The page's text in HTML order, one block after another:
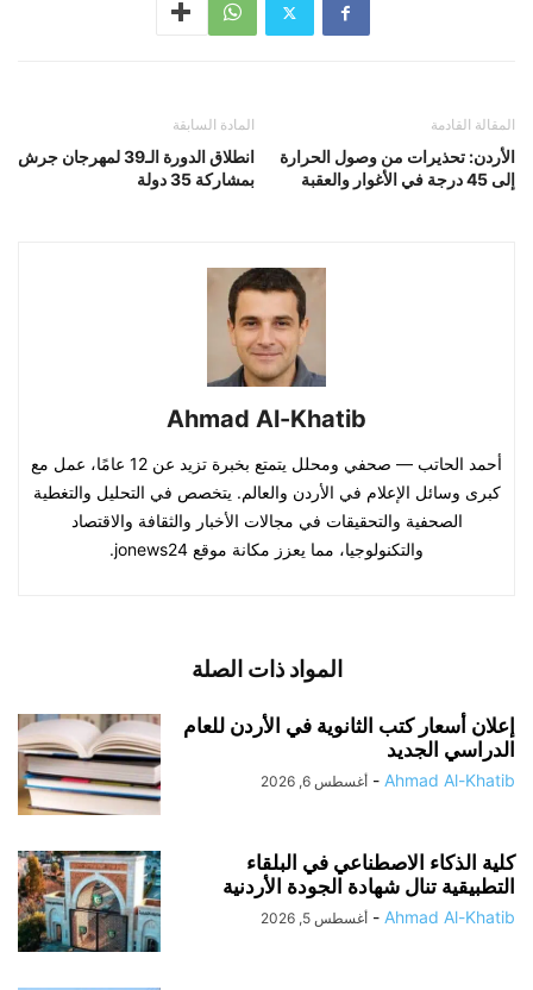
المادة السابقة
انطلاق الدورة الـ39 لمهرجان جرش
بمشاركة 35 دولة
المقالة القادمة
الأردن: تحذيرات من وصول الحرارة
إلى 45 درجة في الأغوار والعقبة
Ahmad Al-Khatib
أحمد الحاتب — صحفي ومحلل يتمتع بخبرة تزيد عن 12 عامًا، عمل مع
كبرى وسائل الإعلام في الأردن والعالم. يتخصص في التحليل والتغطية
الصحفية والتحقيقات في مجالات الأخبار والثقافة والاقتصاد
والتكنولوجيا، مما يعزز مكانة موقع jonews24.
المواد ذات الصلة
إعلان أسعار كتب الثانوية في الأردن للعام
الدراسي الجديد
Ahmad Al-Khatib
- أغسطس 6, 2026
كلية الذكاء الاصطناعي في البلقاء
التطبيقية تنال شهادة الجودة الأردنية
Ahmad Al-Khatib
- أغسطس 5, 2026